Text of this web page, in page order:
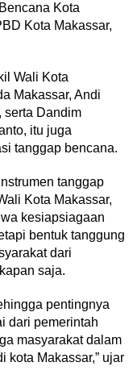
Kota
Kota Makassar,
Wali Kota
Makassar, Andi
serta Dandim
itu juga
tanggap bencana.
tanggap
Kota Makassar,
kesiapsiagaan
bentuk tanggung
dari
saja.
pentingnya
dari pemerintah
masyarakat dalam
kota Makassar,” ujar